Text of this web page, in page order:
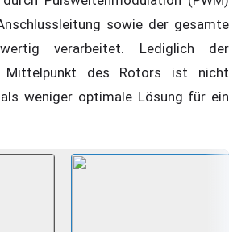
sowie der gesamte
verarbeitet. Lediglich der
Mittelpunkt des Rotors ist nicht
weniger optimale Lösung für ein